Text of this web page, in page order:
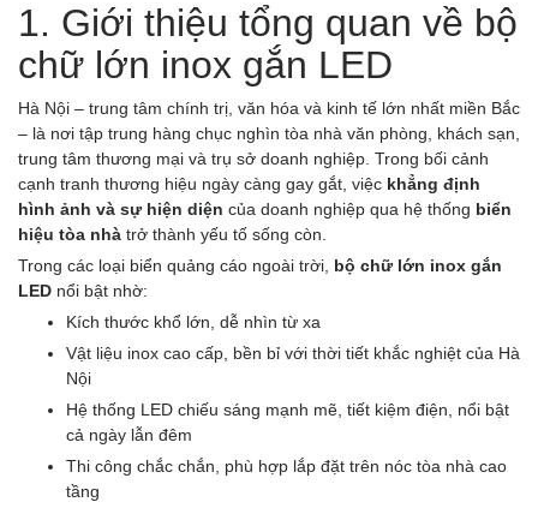
1. Giới thiệu tổng quan về bộ
chữ lớn inox gắn LED
Hà Nội – trung tâm chính trị, văn hóa và kinh tế lớn nhất miền Bắc
– là nơi tập trung hàng chục nghìn tòa nhà văn phòng, khách sạn,
trung tâm thương mại và trụ sở doanh nghiệp. Trong bối cảnh
cạnh tranh thương hiệu ngày càng gay gắt, việc khẳng định
hình ảnh và sự hiện diện của doanh nghiệp qua hệ thống biển
hiệu tòa nhà trở thành yếu tố sống còn.
Trong các loại biển quảng cáo ngoài trời, bộ chữ lớn inox gắn
LED nổi bật nhờ:
Kích thước khổ lớn, dễ nhìn từ xa
Vật liệu inox cao cấp, bền bỉ với thời tiết khắc nghiệt của Hà
Nội
Hệ thống LED chiếu sáng mạnh mẽ, tiết kiệm điện, nổi bật
cả ngày lẫn đêm
Thi công chắc chắn, phù hợp lắp đặt trên nóc tòa nhà cao
tầng